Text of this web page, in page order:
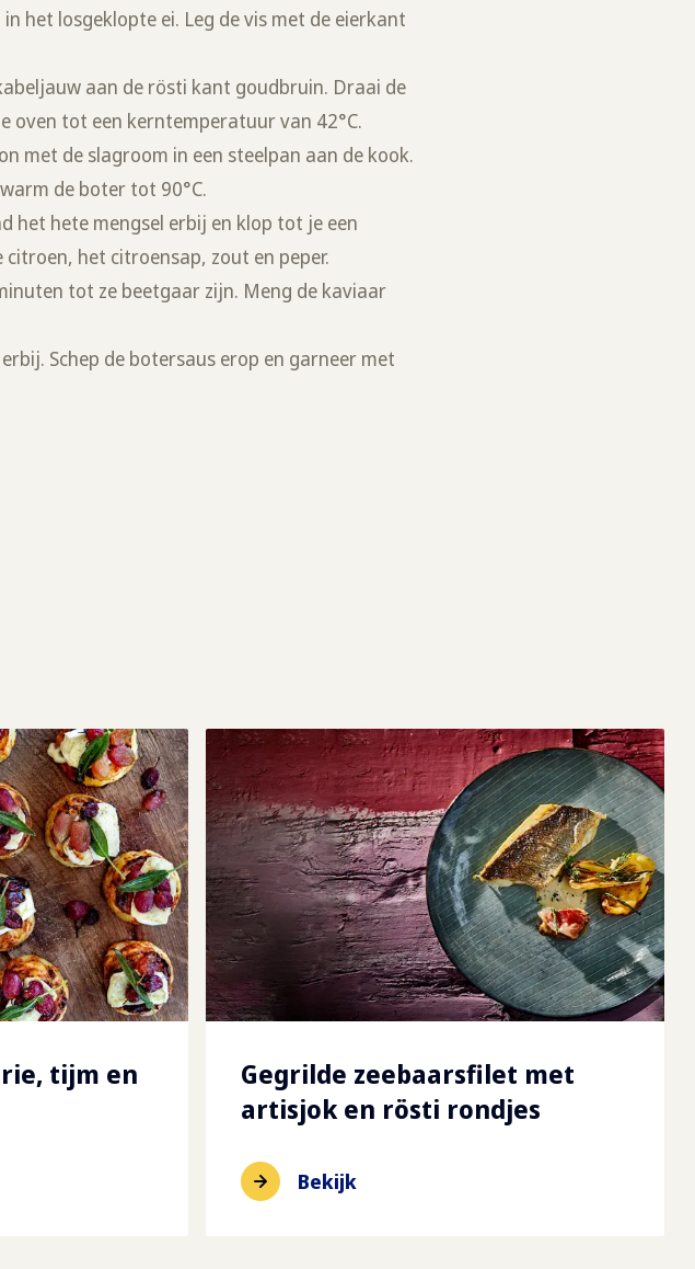
het losgeklopte ei. Leg de vis met de eierkant
aan de rösti kant goudbruin. Draai de
oven tot een kerntemperatuur van 42°C.
met de slagroom in een steelpan aan de kook.
de boter tot 90°C.
het hete mengsel erbij en klop tot je een
het citroensap, zout en peper.
tot ze beetgaar zijn. Meng de kaviaar
Schep de botersaus erop en garneer met
tijm en
Gegrilde zeebaarsfilet met
artisjok en rösti rondjes
Bekijk